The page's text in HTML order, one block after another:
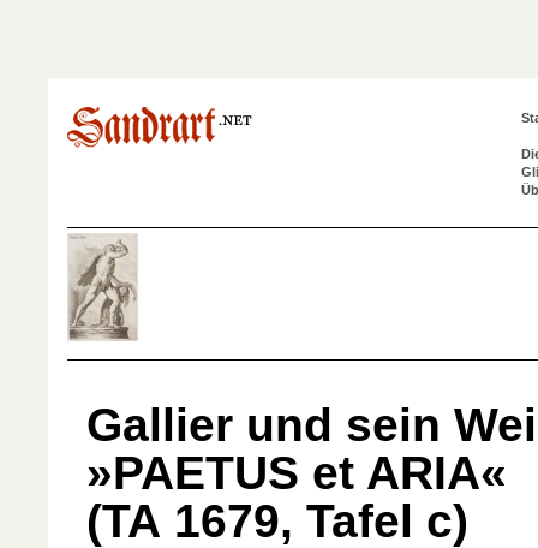
Gallier und sein
»PAETUS et ARIA«
(TA 1679, Tafel c)